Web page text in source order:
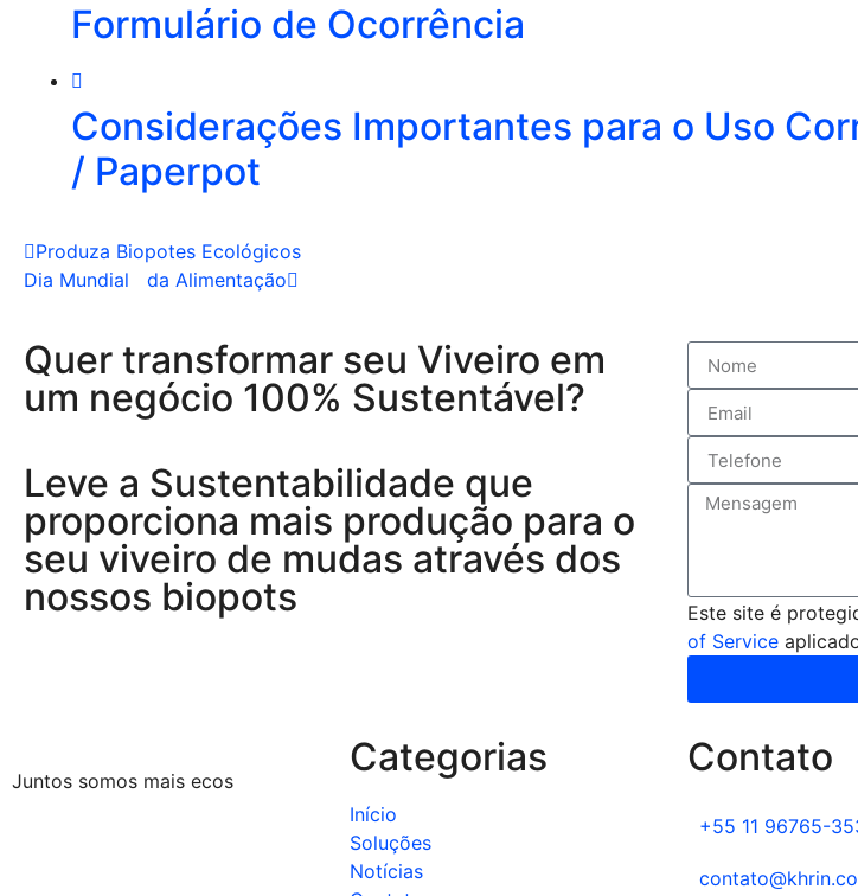
Formulário de Ocorrência
Considerações Importantes para o Uso
/ Paperpot
Produza Biopotes Ecológicos
Dia Mundial da Alimentação
Quer transformar seu Viveiro em
um negócio 100% Sustentável?
Leve a Sustentabilidade que
proporciona mais produção para o
seu viveiro de mudas através dos
nossos biopots
Este site é
of Service
Juntos somos mais ecos
Categorias
Início
Soluções
Notícias
Contato
+55 11 96765-